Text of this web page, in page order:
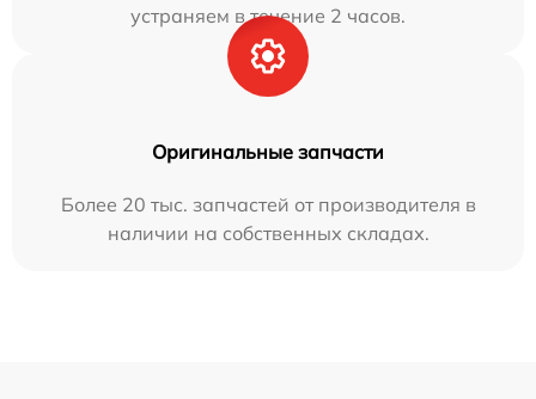
устраняем в течение 2 часов.
Оригинальные запчасти
Более 20 тыс. запчастей от производителя в
наличии на собственных складах.